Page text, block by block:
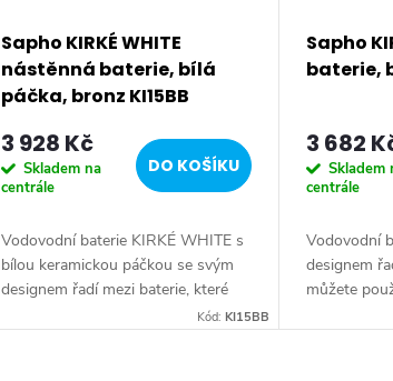
Sapho KIRKÉ WHITE
nástěnná baterie, bílá
páčka, bronz KI15BB
3 928 Kč
Skladem na
centrále
DO KOŠÍKU
Vodovodní baterie KIRKÉ WHITE s
bílou keramickou páčkou se svým
designem řadí mezi baterie, které
zazáří v koupelně zařízené v retro
Kód:KI15BB
Sapho
baterie,
3 682
Skladem
centrále
Vodovodní
designem
můžete
moderní,